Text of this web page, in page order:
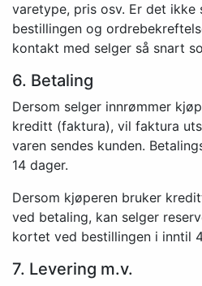
varetype, pris osv. Er det ikke
bestillingen og
kontakt med selger så snart
6. Betaling
Dersom selger innrømmer
kreditt (faktura), vil faktura
varen sendes kunden.
14 dager.
Dersom kjøperen bruker
ved betaling, kan selger
kortet ved bestillingen i inntil
7. Levering m.v.